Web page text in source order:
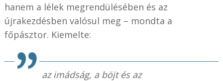
hanem a lélek megrendülésében és az
újrakezdésben valósul meg – mondta a
főpásztor. Kiemelte:
az imádság, a böjt és az